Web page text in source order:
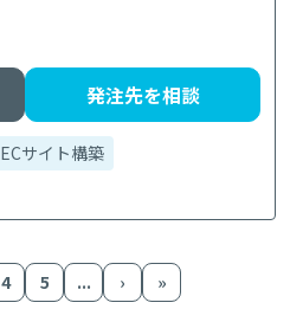
発注先を相談
ECサイト構築
4 5 ... › »